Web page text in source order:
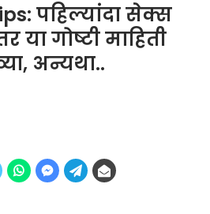
पहिल्यांदा सेक्स
गोष्टी माहिती
अन्यथा..